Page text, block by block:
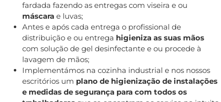
fardada fazendo as entregas com viseira e ou
máscara e luvas;
Antes e após cada entrega o profissional de
distribuição e ou entrega higieniza as suas mãos
com solução de gel desinfectante e ou procede à
lavagem de mãos;
Implementámos na cozinha industrial e nos nossos
escritórios um plano de higienização de instalações
e medidas de segurança para com todos os